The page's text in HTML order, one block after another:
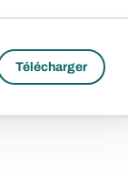
Télécharger